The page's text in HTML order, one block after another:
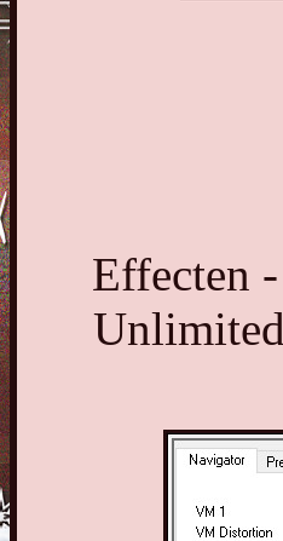
Effecten